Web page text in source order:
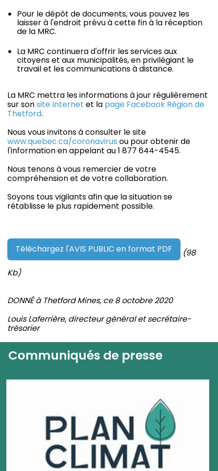
Pour le dépôt de documents, vous pouvez les
laisser à l'endroit prévu à cette fin à la réception
de la MRC.
La MRC continuera d'offrir les services aux
citoyens et aux municipalités, en privilégiant le
travail et les communications à distance.
La MRC mettra les informations à jour régulièrement
sur sonsite Internet et la page Facebook Région de
Thetford.
Nous vous invitons à consulter le site
www.quebec.ca/coronavirus ou pour obtenir de
l'information en appelant au 1 877 644-4545.
Nous tenons à vous remercier de votre
compréhension et de votre collaboration.
Soyons tous vigilants afin que la situation se
rétablisse le plus rapidement possible.
Téléchargez l'AVIS PUBLIC en format PDF
(98
Kb)
DONNÉ à Thetford Mines, ce 8 octobre 2020
Louis Laferrière, directeur général et secrétaire-
trésorier
Communiqués de presse